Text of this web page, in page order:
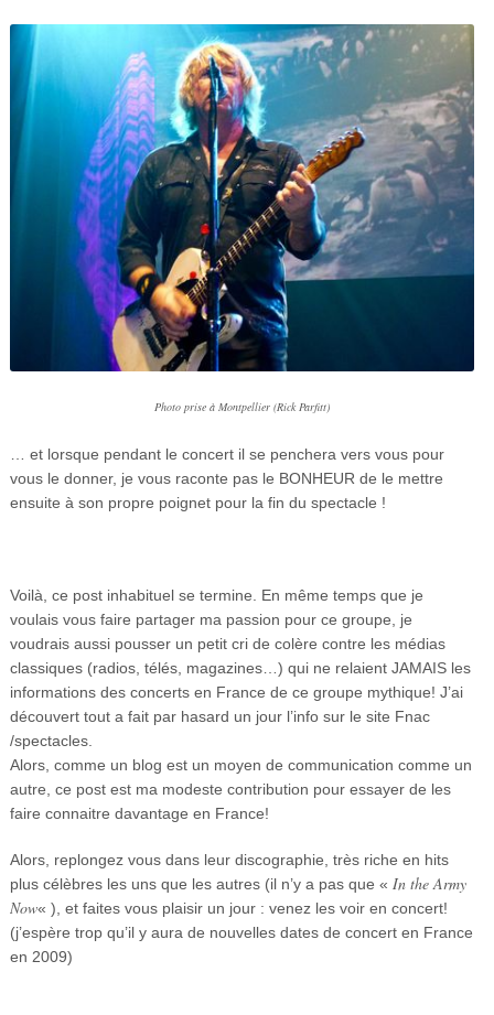
Photo prise à Montpellier (Rick Parfitt)
… et lorsque pendant le concert il se penchera vers vous pour
vous le donner, je vous raconte pas le BONHEUR de le mettre
ensuite à son propre poignet pour la fin du spectacle !
Voilà, ce post inhabituel se termine. En même temps que je
voulais vous faire partager ma passion pour ce groupe, je
voudrais aussi pousser un petit cri de colère contre les médias
classiques (radios, télés, magazines…) qui ne relaient JAMAIS les
informations des concerts en France de ce groupe mythique! J’ai
découvert tout a fait par hasard un jour l’info sur le site Fnac
/spectacles.
Alors, comme un blog est un moyen de communication comme un
autre, ce post est ma modeste contribution pour essayer de les
faire connaitre davantage en France!
Alors, replongez vous dans leur discographie, très riche en hits
plus célèbres les uns que les autres (il n’y a pas que « In the Army
Now« ), et faites vous plaisir un jour : venez les voir en concert!
(j’espère trop qu’il y aura de nouvelles dates de concert en France
en 2009)